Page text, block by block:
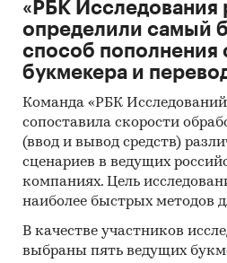
«РБК Исследования
определили самый
способ пополнения
букмекера и
Команда «РБК
сопоставила скорости
(ввод и вывод средств)
сценариев в ведущих
компаниях. Цель
наиболее быстрых методов
В качестве участников
выбраны пять ведущих